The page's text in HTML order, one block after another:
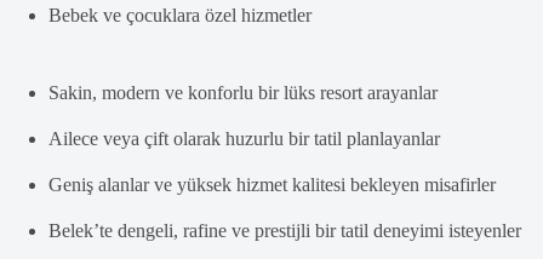
Bebek ve çocuklara özel hizmetler
Sakin, modern ve konforlu bir lüks resort arayanlar
Ailece veya çift olarak huzurlu bir tatil planlayanlar
Geniş alanlar ve yüksek hizmet kalitesi bekleyen misafirler
Belek’te dengeli, rafine ve prestijli bir tatil deneyimi isteyenler